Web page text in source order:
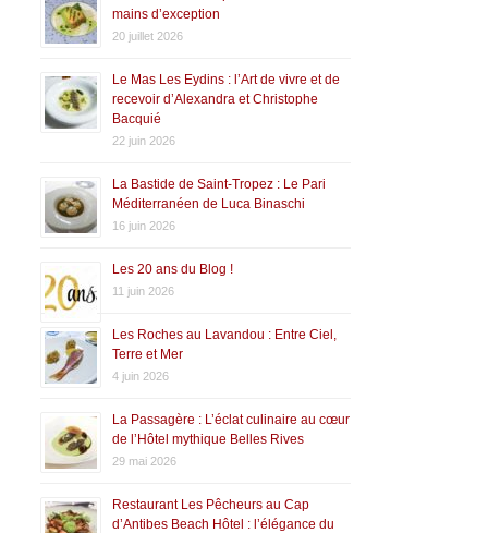
mains d’exception
20 juillet 2026
Le Mas Les Eydins : l’Art de vivre et de
recevoir d’Alexandra et Christophe
Bacquié
22 juin 2026
La Bastide de Saint-Tropez : Le Pari
Méditerranéen de Luca Binaschi
16 juin 2026
Les 20 ans du Blog !
11 juin 2026
Les Roches au Lavandou : Entre Ciel,
Terre et Mer
4 juin 2026
La Passagère : L’éclat culinaire au cœur
de l’Hôtel mythique Belles Rives
29 mai 2026
Restaurant Les Pêcheurs au Cap
d’Antibes Beach Hôtel : l’élégance du